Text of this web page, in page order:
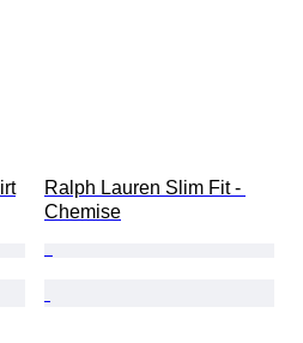
Ralph Lauren Slim Fit -
Chemise